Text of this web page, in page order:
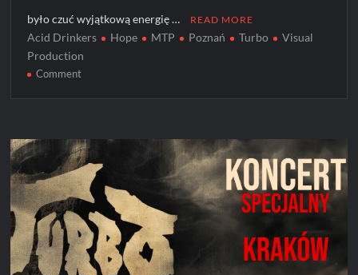
było czuć wyjątkową energię … READ MORE
Acid Drinkers Hope MTP Poznań Turbo
Visual
Production
Commenton
i
Hope
na
jednej
scenie
–
Poznań
metalem